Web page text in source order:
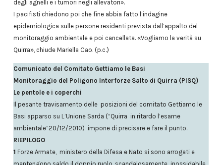
degli agnelli e i tumori negli allevatori».
I pacifisti chiedono poi che fine abbia fatto l’indagine
epidemiologica sulle persone residenti prevista dall’appalto del
monitoraggio ambientale e poi cancellata. «Vogliamo la verità su
Quirra», chiude Mariella Cao. (p.c.)
Comunicato del Comitato Gettiamo le Basi
Monitoraggio del Poligono Interforze Salto di Quirra (PISQ)
Le pentole e i coperchi
Il pesante travisamento delle posizioni del comitato Gettiamo le
Basi apparso su L’Unione Sarda (“Quirra in ritardo l’esame
ambientale”20/12/2010) impone di precisare e fare il punto.
RIEPILOGO
1 Forze Armate, ministero della Difesa e Nato si sono arrogati e